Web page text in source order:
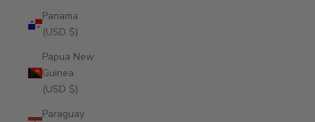
Panama
(USD $)
Papua New
Guinea
(USD $)
Paraguay